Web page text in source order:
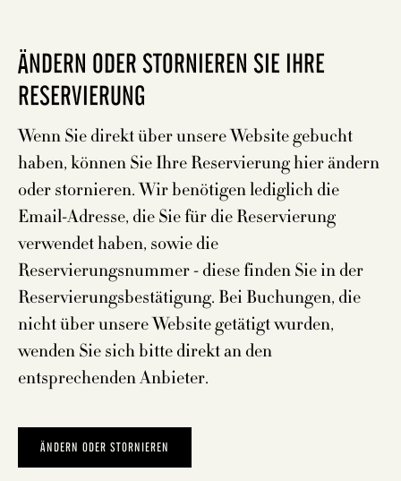
ÄNDERN ODER STORNIEREN SIE IHRE
RESERVIERUNG
Wenn Sie direkt über unsere Website gebucht
haben, können Sie Ihre Reservierung hier ändern
oder stornieren. Wir benötigen lediglich die
Email-Adresse, die Sie für die Reservierung
verwendet haben, sowie die
Reservierungsnummer - diese finden Sie in der
Reservierungsbestätigung. Bei Buchungen, die
nicht über unsere Website getätigt wurden,
wenden Sie sich bitte direkt an den
entsprechenden Anbieter.
ÄNDERN ODER STORNIEREN